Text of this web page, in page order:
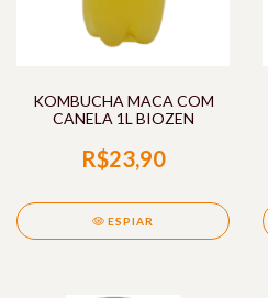
KOMBUCHA MACA COM
CANELA 1L BIOZEN
R$23,90
ESPIAR